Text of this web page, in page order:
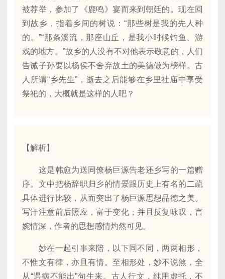
被荐举，参加了《鹿鸣》宴而来到朝廷的。现在回
到故乡，指着乡间的树说：“那些树是我的先人种
的。”“那条溪流，那座山丘，是我小时候钓鱼、游
戏的地方。”故乡的人没有不对他表示敬意的，人们
告诫子孙要以杨侯不舍弃故土的美德做为榜样。古
人所谓“乡先生”，逝去之后能够在乡里社庙中享受
祭祀的，大概就是这样的人吧？
【解析】
这是韩愈为送同僚杨巨源告老还乡写的一篇赠
序。文中把杨辞职归乡的情景跟历史上有名的二疏
具体进行比较，从而突出了杨巨源思想品德之美。
写汗注意前后照应，富于变化；并且反复咏叹，言
婉情深，作者的思想感情灼然可见。
妙在一起引事来陪，以下同不同，两两相形，
不惟文有律，亦且有情。至相形处，妙不说煞，全
从“遇病不能出”句生来。古人行文，纯用虚托，不